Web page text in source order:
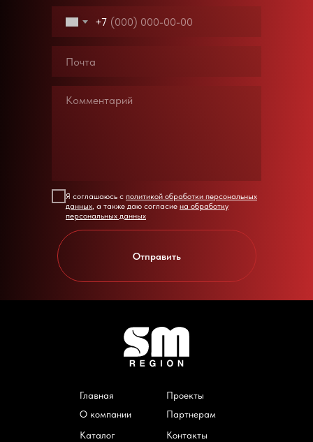
+7
Я соглашаюсь с политикой обработки персональных
данных, а также даю согласие на обработку
персональных данных
Отправить
Главная
О компании
Каталог
Контакты
Партнерам
Проекты